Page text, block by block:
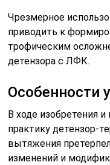
Чрезмерное
приводить к
трофическим
детензора с ЛФК.
Особенности
В ходе изобретения
практику детензор-
вытяжения
изменений и